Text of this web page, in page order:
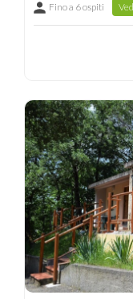
Fino a 6 ospiti